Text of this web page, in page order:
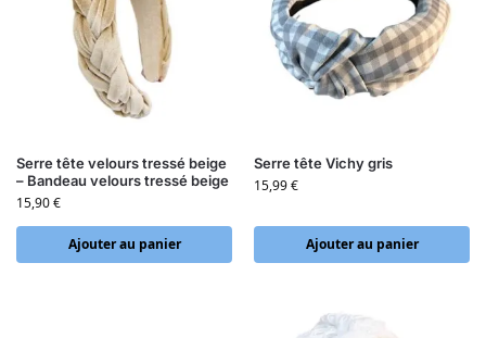
Serre tête velours tressé beige
– Bandeau velours tressé beige
15,90€
Ajouter au panier
Serre tête Vichy gris
15,99€
Ajouter au panier